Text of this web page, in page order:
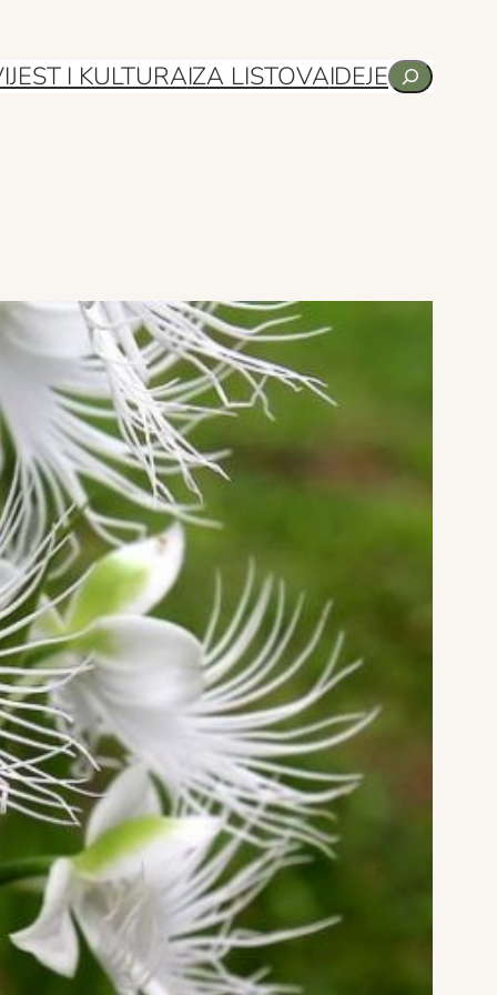
I KULTURAIZA LISTOVAIDEJEPretraga